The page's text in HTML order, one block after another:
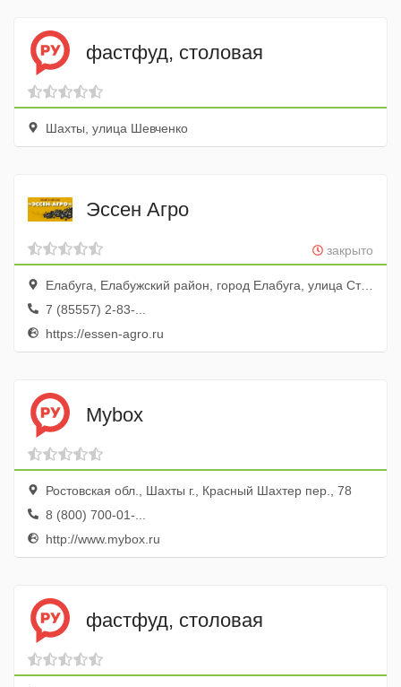
фастфуд, столовая
Шахты, улица Шевченко
Эссен Агро
закрыто
Елабуга, Елабужский район, город Елабуга, улица Строителей, 29
7 (85557) 2-83-...
https://essen-agro.ru
Mybox
Ростовская обл., Шахты г., Красный Шахтер пер., 78
8 (800) 700-01-...
http://www.mybox.ru
фастфуд, столовая